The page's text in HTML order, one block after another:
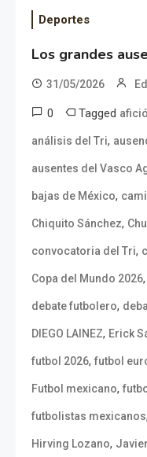
Deportes
Los grandes
31/05/2026
0 Tagged
análisis del Tri,
ausentes del Vasco
bajas de México,
Chiquito Sánchez,
convocatoria del Tri,
Copa del Mundo 2026,
debate futbolero,
DIEGO LAINEZ, Erick
futbol 2026, futbol
Futbol mexicano,
futbolistas mexicanos,
Hirving Lozano,